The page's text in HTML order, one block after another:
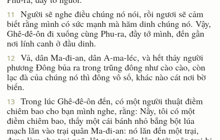
11
Người sẽ nghe điều chúng nó nói, rồi ngươi sẽ cảm
biết rằng mình có sức mạnh mà hãm dinh chúng nó. Vậy,
Ghê-đê-ôn đi xuống cùng Phu-ra, đầy tớ mình, đến gần
nơi lính canh ở đầu dinh.
12
Vả, dân Ma-đi-an, dân A-ma-léc, và hết thảy người
phương Ðông bủa ra trong trũng đông như cào cào, còn
lạc đà của chúng nó thì đông vô số, khác nào cát nơi bờ
biển.
13
Trong lúc Ghê-đê-ôn đến, có một người thuật điềm
chiêm bao cho bạn mình nghe, rằng: Nầy, tôi có một
điềm chiêm bao, thấy một cái bánh nhỏ bẳng bột lúa
mạch lăn vào trại quân Ma-đi-an: nó lăn đến một trại,